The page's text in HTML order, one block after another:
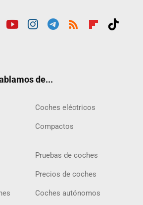
de...
Coches eléctricos
Compactos
Pruebas de coches
Precios de coches
Coches autónomos